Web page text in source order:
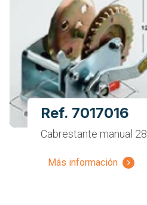
Ref. 7017016
Cabrestante manual
Más información